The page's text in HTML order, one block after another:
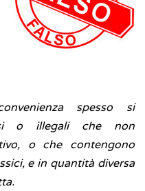
spesso si
o illegali che non
o che contengono
e in quantità diversa